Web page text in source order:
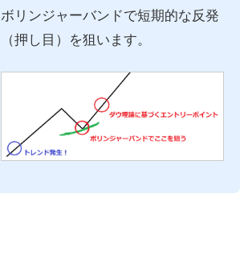
ボリンジャーバンドで短期的な反発
（押し目）を狙います。